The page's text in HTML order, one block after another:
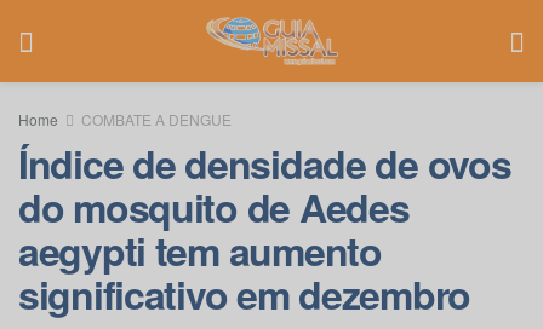
Home COMBATE A DENGUE
Índice de densidade de ovos
do mosquito de Aedes
aegypti tem aumento
significativo em dezembro